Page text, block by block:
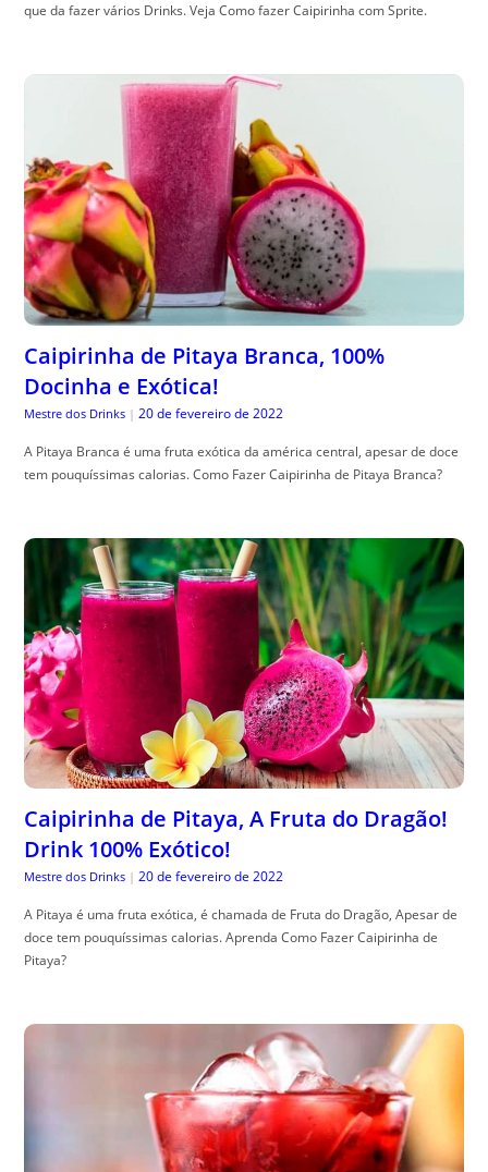
que da fazer vários Drinks. Veja Como fazer Caipirinha com Sprite.
Caipirinha de Pitaya Branca, 100%
Docinha e Exótica!
Mestre dos Drinks | 20 de fevereiro de 2022
A Pitaya Branca é uma fruta exótica da américa central, apesar de doce
tem pouquíssimas calorias. Como Fazer Caipirinha de Pitaya Branca?
Caipirinha de Pitaya, A Fruta do Dragão!
Drink 100% Exótico!
Mestre dos Drinks | 20 de fevereiro de 2022
A Pitaya é uma fruta exótica, é chamada de Fruta do Dragão, Apesar de
doce tem pouquíssimas calorias. Aprenda Como Fazer Caipirinha de
Pitaya?